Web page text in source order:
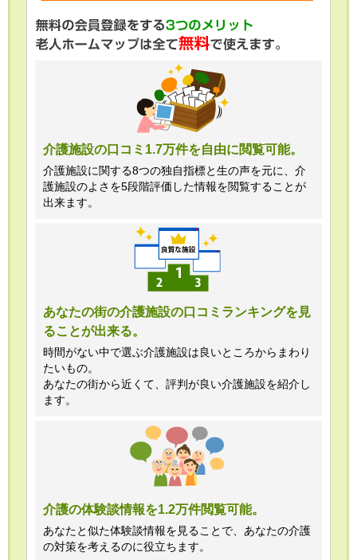
介護施設の口コミ1.7万件を自由に閲覧可能。
介護施設に関する8つの独自指標と生の声を元に、介
護施設のよさを5段階評価した情報を閲覧することが
出来ます。
あなたの街の介護施設の口コミランキングを見
ることが出来る。
時間がない中で選ぶ介護施設は良いところからまわり
たいもの。
あなたの街から近くて、評判が良い介護施設を紹介し
ます。
介護の体験談情報を1.2万件閲覧可能。
あなたと似た体験談情報を見ることで、あなたの介護
の対策を考えるのに役立ちます。